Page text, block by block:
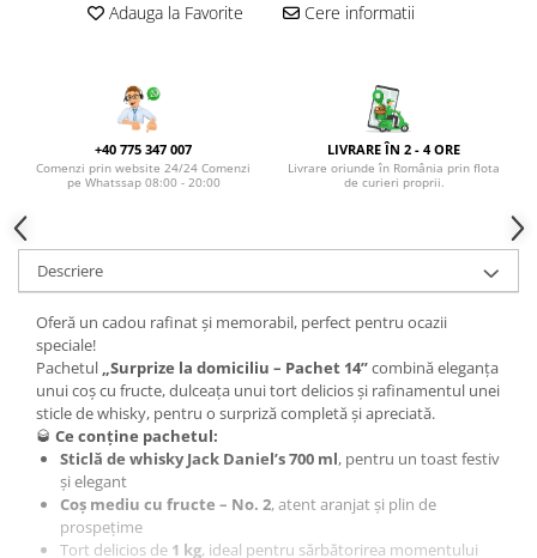
Adauga la Favorite Cere informatii
+40 775 347 007
Comenzi prin website 24/24 Comenzi
pe Whatssap 08:00 - 20:00
LIVRARE ÎN 2 - 4 ORE
Livrare oriunde în România prin flota
de curieri proprii.
Descriere
Oferă un cadou rafinat și memorabil, perfect pentru ocazii
speciale!
Pachetul „Surprize la domiciliu – Pachet 14”combină eleganța
unui coș cu fructe, dulceața unui tort delicios și rafinamentul unei
sticle de whisky, pentru o surpriză completă și apreciată.
🥃 Ce conține pachetul:
Sticlă de whisky Jack Daniel’s 700 ml, pentru un toast festiv
și elegant
Coș mediu cu fructe – No. 2, atent aranjat și plin de
prospețime
Tort delicios de 1 kg, ideal pentru sărbătorirea momentului